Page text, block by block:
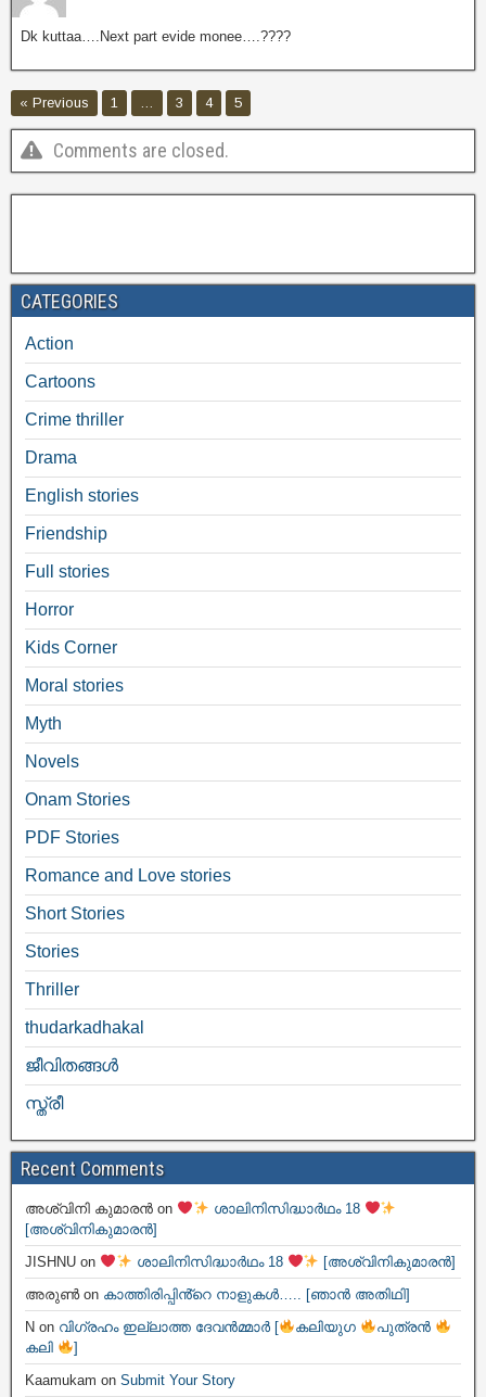
Dk kuttaa….Next part evide monee….????
« Previous 1 3 4 5
Comments are closed.
CATEGORIES
Action
Cartoons
Crime thriller
Drama
English stories
Friendship
Full stories
Horror
Kids Corner
Moral stories
Myth
Novels
Onam Stories
PDF Stories
Romance and Love stories
Short Stories
Stories
Thriller
thudarkadhakal
ജീവിതങ്ങള്‍
സ്ത്രീ
Recent Comments
അശ്വിനി കുമാരൻ on
ശാലിനിസിദ്ധാർഥം 18
[അശ്വിനികുമാരൻ]
JISHNU on ശാലിനിസിദ്ധാർഥം 18
[അശ്വിനികുമാരൻ]
അരുൺon കാത്തിരിപ്പിൻ്റെ നാളുകൾ….. [ഞാൻ അതിഥി]
N on വിഗ്രഹം ഇല്ലാത്ത ദേവൻമ്മാർ [ കലിയുഗ
പുത്രൻ
കലി
]
Kaamukam on Submit Your Story